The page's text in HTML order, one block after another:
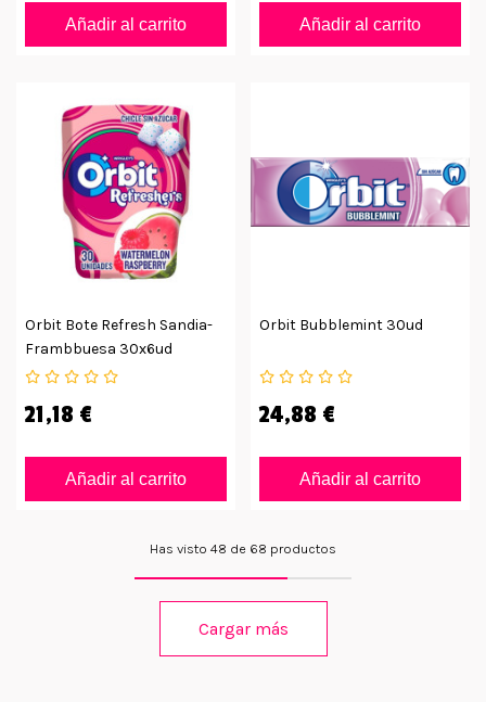
Añadir al carrito Añadir al carrito
Orbit Bote Refresh Sandia-
Frambbuesa 30x6ud
21,18 €
Añadir al carrito
Orbit Bubblemint 30ud
24,88 €
Añadir al carrito
Has visto 48 de 68 productos
Cargar más